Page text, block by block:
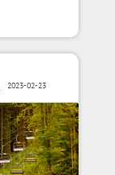
2023-02-23